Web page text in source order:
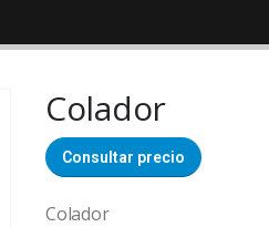
Colador
Consultar precio
Colador